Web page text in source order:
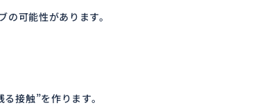
可能性があります。
接触”を作ります。